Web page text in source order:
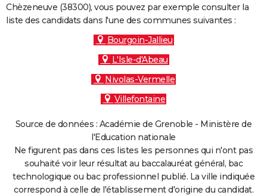
FORUM
Chèzeneuve (38300), vous pouvez par exemple consulter la
liste des candidats dans l'une des communes suivantes :
Bourgoin-Jallieu
L'Isle-d'Abeau
Nivolas-Vermelle
Villefontaine
Source de données : Académie de Grenoble - Ministère de
l'Education nationale
Ne figurent pas dans ces listes les personnes qui n'ont pas
souhaité voir leur résultat au baccalauréat général, bac
technologique ou bac professionnel publié. La ville indiquée
correspond à celle de l'établissement d'origine du candidat.